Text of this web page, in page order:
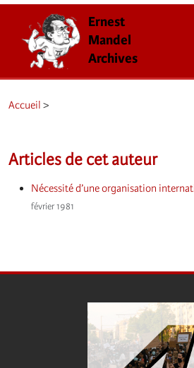
Ernest
Mandel
Archives
Accueil >
Articles de cet auteur
Nécessité d’une organisation
février 1981